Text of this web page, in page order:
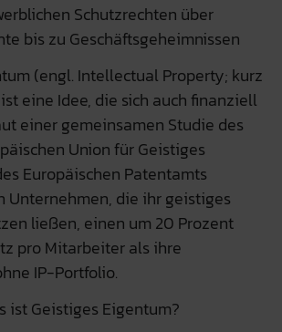
Schutzrechten über
bis zu Geschäftsgeheimnissen
(engl. Intellectual Property; kurz
eine Idee, die sich auch finanziell
einer gemeinsamen Studie des
Union für Geistiges
Europäischen Patentamts
Unternehmen, die ihr geistiges
ließen, einen um 20 Prozent
pro Mitarbeiter als ihre
IP-Portfolio.
ist Geistiges Eigentum?